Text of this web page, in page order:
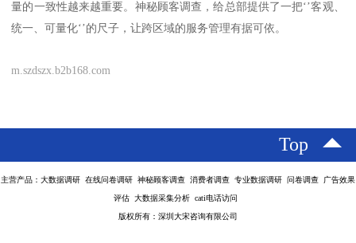
量的一致性越来越重要。神秘顾客调查，给总部提供了一把‘’客观、
统一、可量化‘’的尺子，让跨区域的服务管理有据可依。
m.szdszx.b2b168.com
Top
主营产品：大数据调研 在线问卷调研 神秘顾客调查 消费者调查 专业数据调研 问卷调查 广告效果
评估 大数据采集分析 cati电话访问
版权所有：深圳大宋咨询有限公司